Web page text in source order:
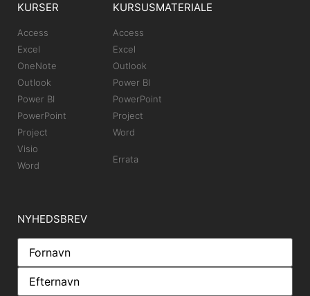
KURSER
Access
Excel
OneNote
Outlook
Power BI
PowerPoint
Project
Visio
Word
KURSUSMATERIALE
Access
Excel
Outlook
Power BI
PowerPoint
Project
Word
Errata
NYHEDSBREV